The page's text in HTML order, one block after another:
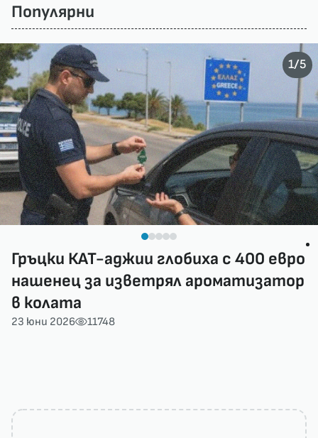
Популярни
Гръцки КАТ-аджии глобиха с 400 евро
нашенец за изветрял ароматизатор
в колата
23 юни 2026 11748
1/5